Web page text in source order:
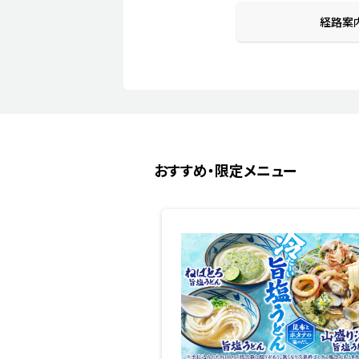
経路案
おすすめ・限定メニュー